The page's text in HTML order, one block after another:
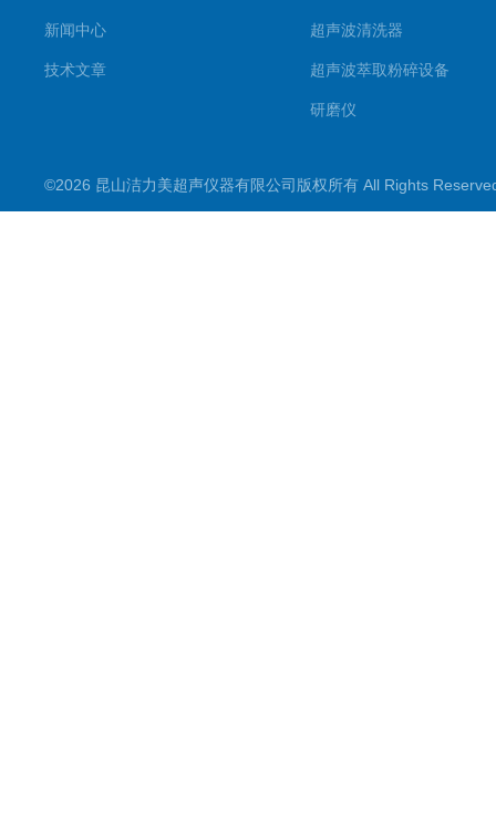
新闻中心
技术文章
超声波清洗器
超声波萃取粉碎设备
研磨仪
超声波水浴
©2026 昆山洁力美超声仪器有限公司版权所有 All Rights